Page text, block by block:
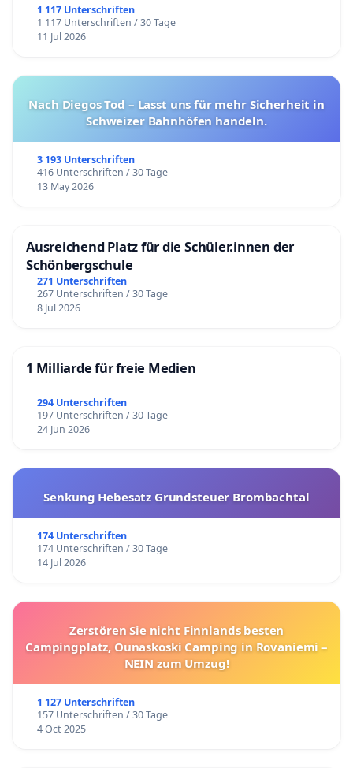
1 117 Unterschriften
1 117 Unterschriften / 30 Tage
11 Jul 2026
Nach Diegos Tod – Lasst uns für mehr Sicherheit in
Schweizer Bahnhöfen handeln.
3 193 Unterschriften
416 Unterschriften / 30 Tage
13 May 2026
Ausreichend Platz für die Schüler.innen der
Schönbergschule
271 Unterschriften
267 Unterschriften / 30 Tage
8 Jul 2026
1 Milliarde für freie Medien
294 Unterschriften
197 Unterschriften / 30 Tage
24 Jun 2026
Senkung Hebesatz Grundsteuer Brombachtal
174 Unterschriften
174 Unterschriften / 30 Tage
14 Jul 2026
Zerstören Sie nicht Finnlands besten
Campingplatz, Ounaskoski Camping in Rovaniemi –
NEIN zum Umzug!
1 127 Unterschriften
157 Unterschriften / 30 Tage
4 Oct 2025